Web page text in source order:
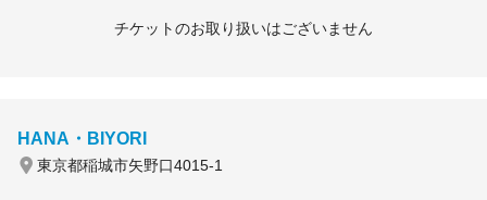
チケットのお取り扱いはございません
HANA・BIYORI
東京都稲城市矢野口4015-1